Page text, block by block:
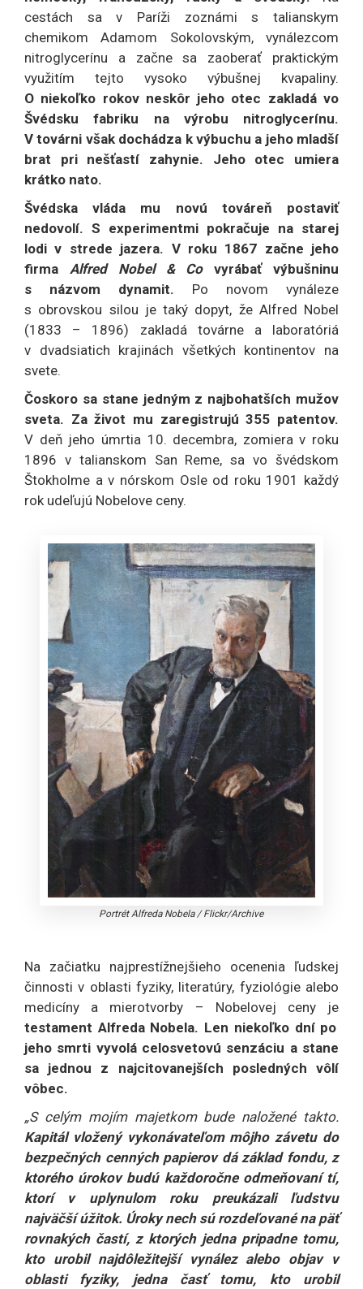
cestách sa v Paríži zoznámi s talianskym
chemikom Adamom Sokolovským, vynálezcom
nitroglycerínu a začne sa zaoberať praktickým
využitím tejto vysoko výbušnej kvapaliny.
O niekoľko rokov neskôr jeho otec zakladá vo
Švédsku fabriku na výrobu nitroglycerínu.
V továrni však dochádza k výbuchu a jeho mladší
brat pri nešťastí zahynie. Jeho otec umiera
krátko nato.
Švédska vláda mu novú továreň postaviť
nedovolí. S experimentmi pokračuje na starej
lodi v strede jazera. V roku 1867 začne jeho
firma Alfred Nobel & Covyrábať výbušninu
s názvom dynamit. Po novom vynáleze
s obrovskou silou je taký dopyt, že Alfred Nobel
(1833 – 1896) zakladá továrne a laboratóriá
v dvadsiatich krajinách všetkých kontinentov na
svete.
Čoskoro sa stane jedným z najbohatších mužov
sveta. Za život mu zaregistrujú 355 patentov.
V deň jeho úmrtia 10. decembra, zomiera v roku
1896 v talianskom San Reme, sa vo švédskom
Štokholme a v nórskom Osle od roku 1901 každý
rok udeľujú Nobelove ceny.
Portrét Alfreda Nobela/Flickr/Archive
Na začiatku najprestížnejšieho ocenenia ľudskej
činnosti v oblasti fyziky, literatúry, fyziológie alebo
medicíny a mierotvorby – Nobelovej ceny je
testament Alfreda Nobela. Len niekoľko dní po
jeho smrti vyvolá celosvetovú senzáciu a stane
sa jednou z najcitovanejších posledných vôlí
vôbec.
„S celým mojím majetkom bude naložené takto.
Kapitál vložený vykonávateľom môjho závetu do
bezpečných cenných papierov dá základ fondu, z
ktorého úrokov budú každoročne odmeňovaní tí,
ktorí v uplynulom roku preukázali ľudstvu
najväčší úžitok. Úroky nech sú rozdeľované na päť
rovnakých častí, z ktorých jedna pripadne tomu,
kto urobil najdôležitejší vynález alebo objav v
oblasti fyziky, jedna časť tomu, kto urobil